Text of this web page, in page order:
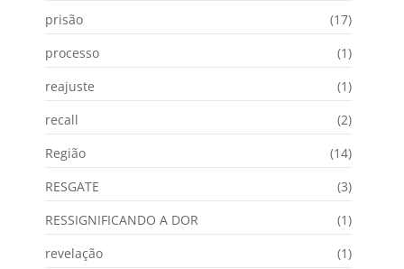
prisão
(17)
processo
(1)
reajuste
(1)
recall
(2)
Região
(14)
RESGATE
(3)
RESSIGNIFICANDO A DOR
(1)
revelação
(1)